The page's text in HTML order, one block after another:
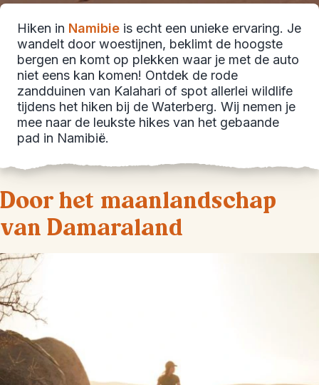
Hiken in Namibie is echt een unieke ervaring. Je
wandelt door woestijnen, beklimt de hoogste
bergen en komt op plekken waar je met de auto
niet eens kan komen! Ontdek de rode
zandduinen van Kalahari of spot allerlei wildlife
tijdens het hiken bij de Waterberg. Wij nemen je
mee naar de leukste hikes van het gebaande
pad in Namibië.
Door het maanlandschap
van Damaraland